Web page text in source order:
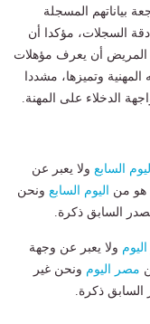
بياناتهم المسجلة
دقة السجلات، مؤكدا أن
أن يعرف مؤهلات
وتميزها، مشددا
الدخلاء على المهنة.
اليوم السابع ولا يعبر عن
هو من اليوم السابع ونحن
السابق ذكرة.
ولا يعبر عن وجهة
مصر اليوم ونحن غير
السابق ذكرة.